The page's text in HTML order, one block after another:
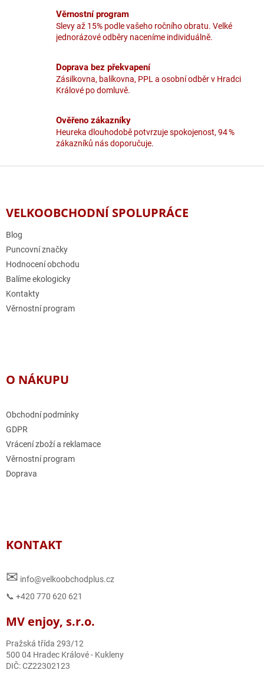
Věrnostní program
Slevy až 15% podle vašeho ročního obratu. Velké
jednorázové odběry naceníme individuálně.
Doprava bez překvapení
Zásilkovna, balíkovna, PPL a osobní odběr v Hradci
Králové po domluvě.
Ověřeno zákazníky
Heureka dlouhodobě potvrzuje spokojenost, 94 %
zákazníků nás doporučuje.
Z
VELKOOBCHODNÍ SPOLUPRÁCE
Blog
Puncovní značky
Hodnocení obchodu
Balíme ekologicky
Kontakty
Věrnostní program
O NÁKUPU
Obchodní podmínky
GDPR
Vrácení zboží a reklamace
Věrnostní program
Doprava
KONTAKT
✉ info@velkoobchodplus.cz
📞 +420 770 620 621
MV enjoy, s.r.o.
Pražská třída 293/12
500 04 Hradec Králové - Kukleny
DIČ: CZ22302123